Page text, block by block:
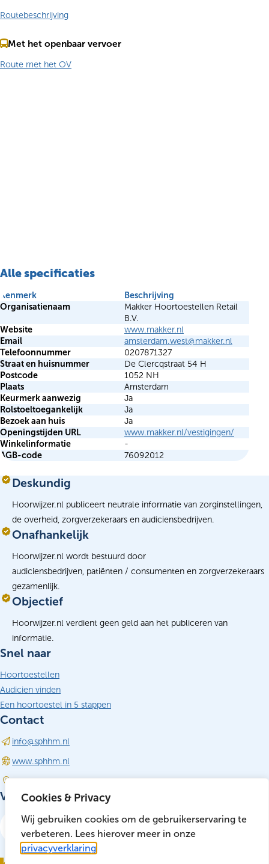
Cookies & Privacy
Wij gebruiken cookies om de gebruikerservaring te
verbeteren. Lees hierover meer in onze
privacyverklaring
Routebeschrijving
Met het openbaar vervoer
Route met het OV
Alle specificaties
Kenmerk
Beschrijving
Organisatienaam
Makker Hoortoestellen Retail
B.V.
Website
www.makker.nl
Email
amsterdam.west@makker.nl
Telefoonnummer
0207871327
Straat en huisnummer
De Clercqstraat 54 H
Postcode
1052 NH
Plaats
Amsterdam
Keurmerk aanwezig
Ja
Rolstoeltoegankelijk
Ja
Bezoek aan huis
Ja
Openingstijden URL
www.makker.nl/vestigingen/
Winkelinformatie
-
AGB-code
76092012
Deskundig
Hoorwijzer.nl publiceert neutrale informatie van zorginstellingen,
de overheid, zorgverzekeraars en audiciensbedrijven.
Onafhankelijk
Hoorwijzer.nl wordt bestuurd door
audiciensbedrijven, patiënten / consumenten en zorgverzekeraars
gezamenlijk.
Objectief
Hoorwijzer.nl verdient geen geld aan het publiceren van
informatie.
Snel naar
Hoortoestellen
Audicien vinden
Een hoortoestel in 5 stappen
Contact
info@sphhm.nl
www.sphhm.nl
Driebergen-Rijsenburg
Volg ons
(opent in nieuw tabblad)